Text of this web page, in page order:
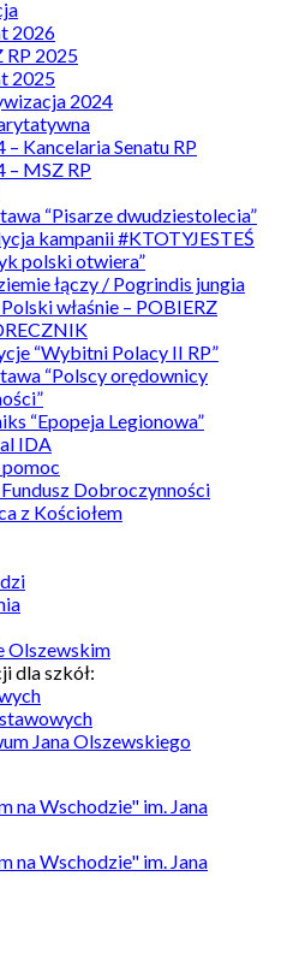
2026
RP 2025
2025
2024
– Kancelaria Senatu RP
– MSZ RP
“Pisarze dwudziestolecia”
kampanii #KTOTYJESTEŚ
polski otwiera”
łączy / Pogrindis jungia
właśnie – POBIERZ
“Wybitni Polacy II RP”
“Polscy orędownicy
“Epopeja Legionowa”
IDA
Dobroczynności
z Kościołem
Olszewskim
dla szkół:
Jana Olszewskiego